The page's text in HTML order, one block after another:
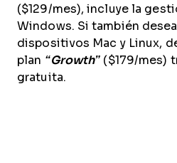
($129/mes), incluye la
Windows. Si también
dispositivos Mac y Linux,
plan “Growth” ($179/mes)
gratuita.